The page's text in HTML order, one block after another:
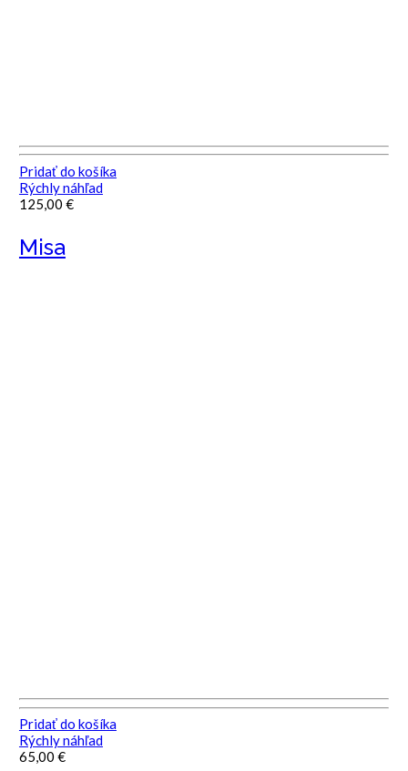
Pridať do košíka
Rýchly náhľad
125,00 €
Misa
Pridať do košíka
Rýchly náhľad
65,00 €